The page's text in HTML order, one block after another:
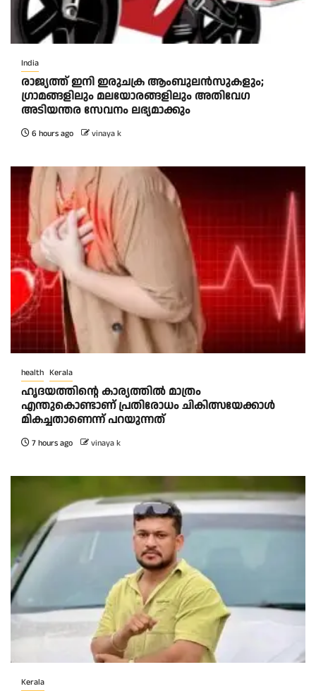
India
രാജ്യത്ത് ഇനി ഇരുചക്ര ആംബുലന്‍സുകളും;
ഗ്രാമങ്ങളിലും മലയോരങ്ങളിലും അതിവേഗ
അടിയന്തര സേവനം ലഭ്യമാക്കും
6 hours ago vinaya k
health Kerala
ഹൃദയത്തിന്റെ കാര്യത്തിൽ മാത്രം
എന്തുകൊണ്ടാണ് പ്രതിരോധം ചികിത്സയേക്കാൾ
മികച്ചതാണെന്ന് പറയുന്നത്
7 hours ago vinaya k
Kerala